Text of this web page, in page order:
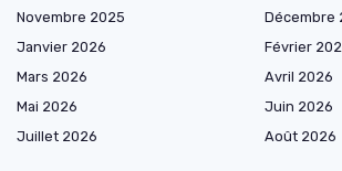
Novembre 2025
Décembre
Janvier 2026
Février
Mars 2026
Avril 2026
Mai 2026
Juin 2026
Juillet 2026
Août 2026